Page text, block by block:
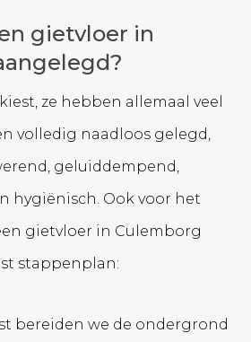
gietvloer in
ze hebben allemaal veel
volledig naadloos gelegd,
geluiddempend,
hygiënisch. Ook voor het
gietvloer in Culemborg
stappenplan:
bereiden we de ondergrond